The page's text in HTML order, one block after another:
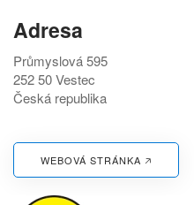
Adresa
Průmyslová 595
252 50Vestec
Česká republika
WEBOVÁ STRÁNKA 🡥